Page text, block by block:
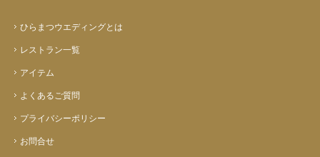
ひらまつウエディングとは
レストラン一覧
アイテム
よくあるご質問
プライバシーポリシー
お問合せ